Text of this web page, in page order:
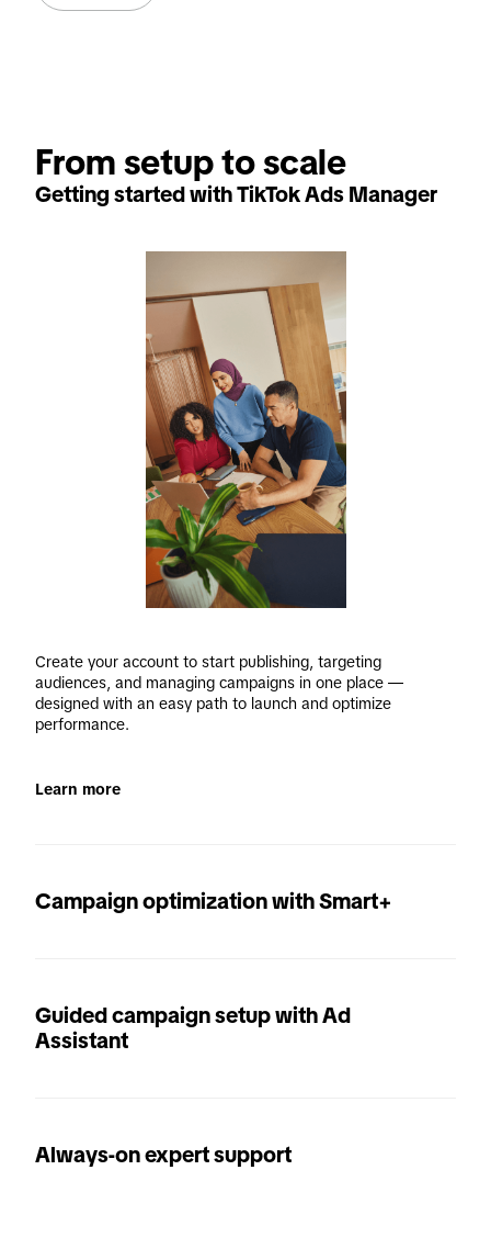
From setup to scale
Getting started with TikTok Ads Manager
Create your account to start publishing, targeting
audiences, and managing campaigns in one place —
designed with an easy path to launch and optimize
performance.
Learn more
Campaign optimization with Smart+
Guided campaign setup with Ad
Assistant
Always-on expert support